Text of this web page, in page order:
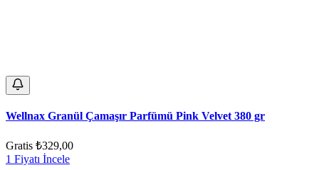
Wellnax Granül Çamaşır Parfümü Pink Velvet 380 gr
Gratis ₺329,00
1 Fiyatı İncele